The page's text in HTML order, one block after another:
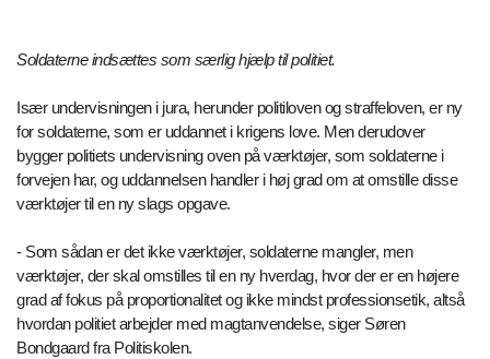
Soldaterne indsættes som særlig hjælp til politiet.
Især undervisningen i jura, herunder politiloven og straffeloven, er ny
for soldaterne, som er uddannet i krigens love. Men derudover
bygger politiets undervisning oven på værktøjer, som soldaterne i
forvejen har, og uddannelsen handler i høj grad om at omstille disse
værktøjer til en ny slags opgave.
- Som sådan er det ikke værktøjer, soldaterne mangler, men
værktøjer, der skal omstilles til en ny hverdag, hvor der er en højere
grad af fokus på proportionalitet og ikke mindst professionsetik, altså
hvordan politiet arbejder med magtanvendelse, siger Søren
Bondgaard fra Politiskolen.